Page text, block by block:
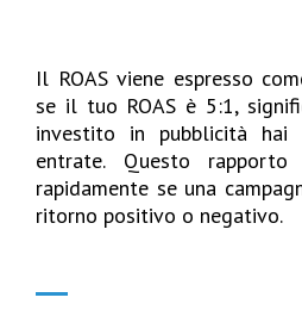
Il ROAS viene espresso
se il tuo ROAS è 5:1,
investito in pubblicità
entrate. Questo
rapidamente se una
ritorno positivo o negativo.